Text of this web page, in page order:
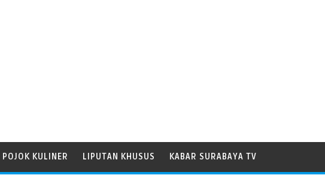
POJOK KULINER LIPUTAN KHUSUS KABAR SURABAYA TV